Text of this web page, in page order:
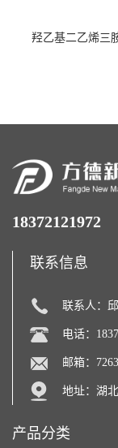
羟乙基二乙烯三
18372121972
联系信息
联系人：
电话：
邮箱：
地址：湖
产品分类